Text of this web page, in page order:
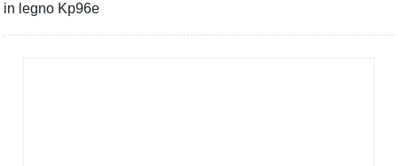
in legno Kp96e